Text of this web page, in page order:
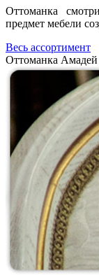
Оттоманка
предмет мебели
Весь ассортимент
Оттоманка Амадей